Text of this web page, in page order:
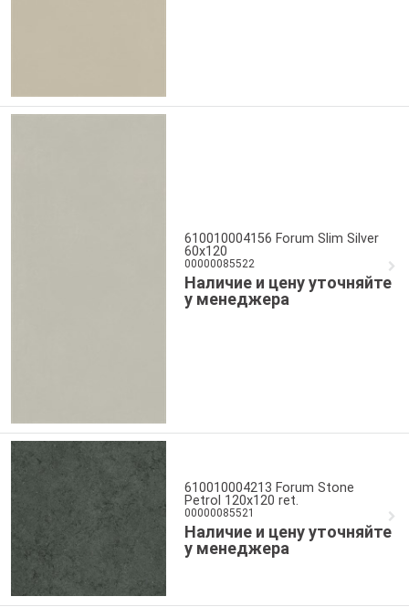
610010004156 Forum Slim Silver
60x120
00000085522
Наличие и цену уточняйте
у менеджера
610010004213 Forum Stone
Petrol 120x120 ret.
00000085521
Наличие и цену уточняйте
у менеджера